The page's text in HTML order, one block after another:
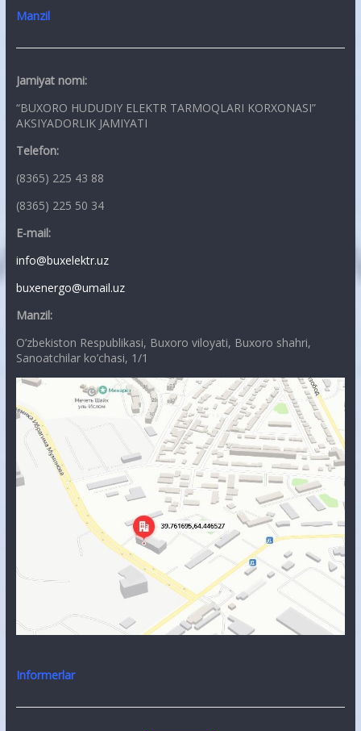
Manzil
Jamiyat nomi:
“BUXORO HUDUDIY ELEKTR TARMOQLARI KORXONASI”
AKSIYADORLIK JAMIYATI
Telefon:
(8365) 225 43 88
(8365) 225 50 34
E-mail:
info@buxelektr.uz
buxenergo@umail.uz
Manzil:
O’zbekiston Respublikasi, Buxoro viloyati, Buxoro shahri,
Sanoatchilar ko’chasi, 1/1
Informerlar